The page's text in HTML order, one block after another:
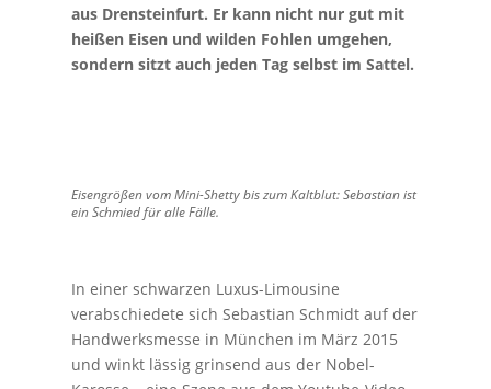
aus Drensteinfurt. Er kann nicht nur gut mit
heißen Eisen und wilden Fohlen umgehen,
sondern sitzt auch jeden Tag selbst im Sattel.
Eisengrößen vom Mini-Shetty bis zum Kaltblut: Sebastian ist
ein Schmied für alle Fälle.
In einer schwarzen Luxus-Limousine
verabschiedete sich Sebastian Schmidt auf der
Handwerksmesse in München im März 2015
und winkt lässig grinsend aus der Nobel-